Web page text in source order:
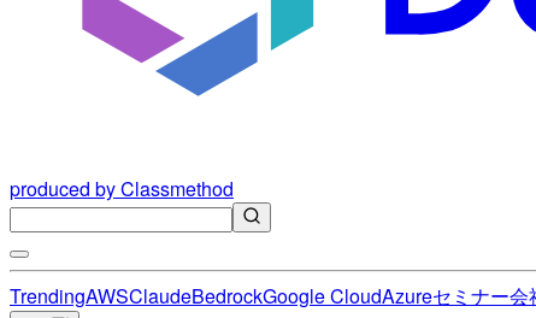
produced by Classmethod
TrendingAWSClaudeBedrockGoogle CloudAzureセミナー会